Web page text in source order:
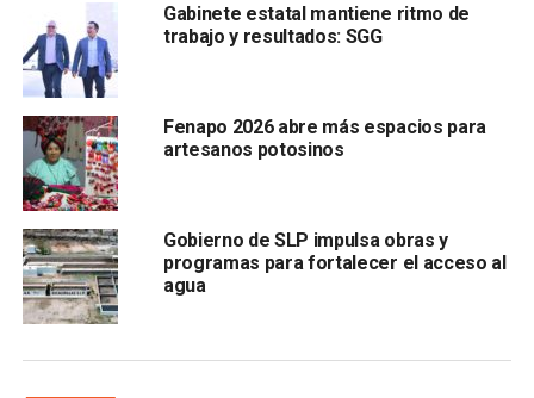
a asumir el encargo conresponsabilidad, fortaleciendo
el trabajo interinstitucionalpara consolidar un
en sectores clave
generación de empleo, la promoción cultural y el
acceso a más oportunidades para las y los potosinos.
También lee:
respeto y difusión de los derechos humanos
ARTÍCULOS RELACIONADOS:
GOBIERNO DEL ESTADO
JOSÉ GUADALUPE TORRES SÁNCHEZ
TOMA DE PROTESTA
SIGUIENTE
Gabinete estatal mantiene ritmo de
trabajo y resultados: SGG
Fenapo 2026 abre más espacios para
artesanos potosinos
Gobierno de SLP impulsa obras y
programas para fortalecer el acceso al
agua